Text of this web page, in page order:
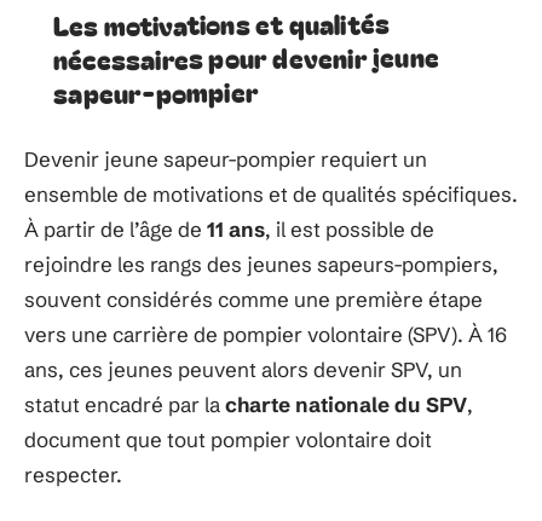
Les motivations et qualités
nécessaires pour devenir jeune
sapeur-pompier
Devenir jeune sapeur-pompier requiert un
ensemble de motivations et de qualités spécifiques.
À partir de l’âge de 11 ans, il est possible de
rejoindre les rangs des jeunes sapeurs-pompiers,
souvent considérés comme une première étape
vers une carrière de pompier volontaire (SPV). À 16
ans, ces jeunes peuvent alors devenir SPV, un
statut encadré par lacharte nationale du SPV,
document que tout pompier volontaire doit
respecter.